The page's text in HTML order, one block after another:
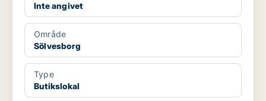
Inte angivet
Område
Sölvesborg
Type
Butikslokal